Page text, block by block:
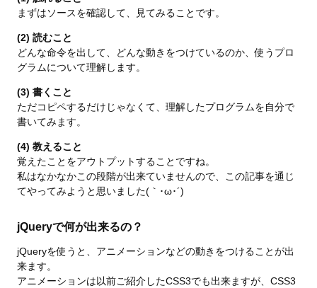
まずはソースを確認して、見てみることです。
(2) 読むこと
どんな命令を出して、どんな動きをつけているのか、使うプロ
グラムについて理解します。
(3) 書くこと
ただコピペするだけじゃなくて、理解したプログラムを自分で
書いてみます。
(4) 教えること
覚えたことをアウトプットすることですね。
私はなかなかこの段階が出来ていませんので、この記事を通じ
てやってみようと思いました(｀･ω･´)ゞ
jQueryで何が出来るの？
jQueryを使うと、アニメーションなどの動きをつけることが出
来ます。
アニメーションは以前ご紹介したCSS3でも出来ますが、CSS3